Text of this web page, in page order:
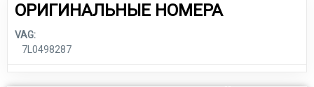
ОРИГИНАЛЬНЫЕ НОМЕРА
VAG:
7L0498287